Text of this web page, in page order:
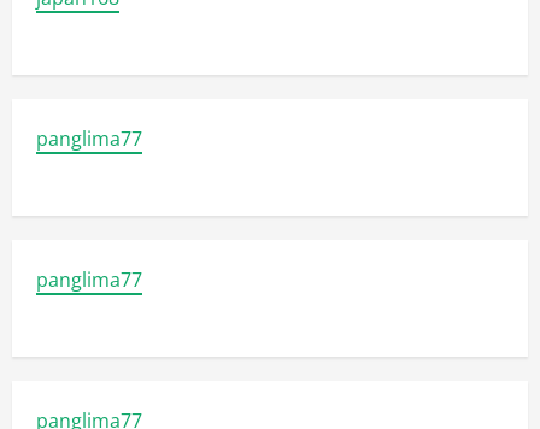
panglima77
panglima77
panglima77